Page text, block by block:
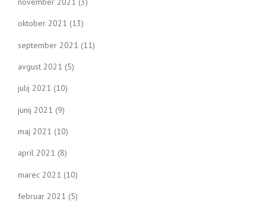
oktober 2021 (13)
september 2021 (11)
avgust 2021 (5)
julij 2021 (10)
junij 2021 (9)
maj 2021 (10)
april 2021 (8)
marec 2021 (10)
februar 2021 (5)